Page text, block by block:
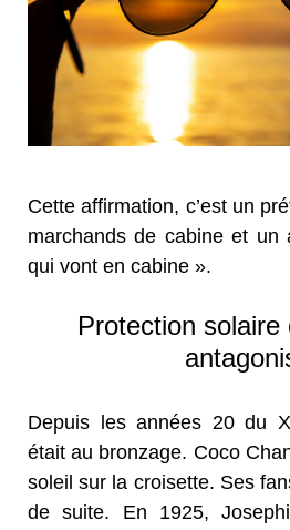
Cette affirmation, c’est un
marchands de cabine et un
qui vont en cabine ».
Protection solaire
Depuis les années 20 du
était au bronzage. Coco
soleil sur la croisette. Ses
de suite. En 1925,